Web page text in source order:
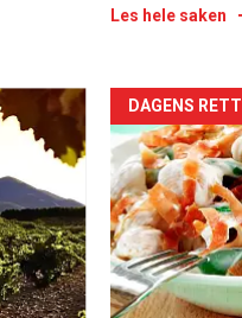
Les hele saken
Forsiden
akkurat
nå
-
DAGENS RETT